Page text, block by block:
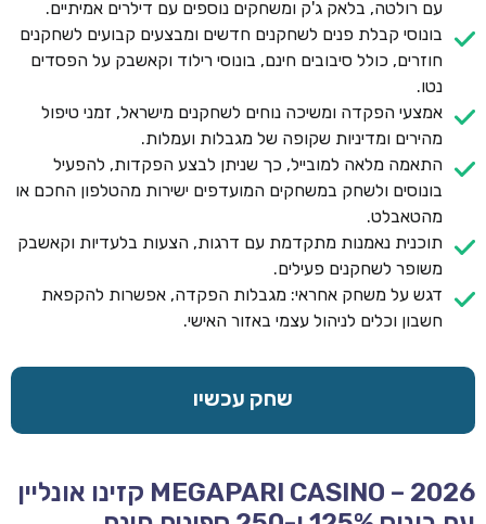
עם רולטה, בלאק ג'ק ומשחקים נוספים עם דילרים אמיתיים.
בונוסי קבלת פנים לשחקנים חדשים ומבצעים קבועים לשחקנים
חוזרים, כולל סיבובים חינם, בונוסי רילוד וקאשבק על הפסדים
נטו.
אמצעי הפקדה ומשיכה נוחים לשחקנים מישראל, זמני טיפול
מהירים ומדיניות שקופה של מגבלות ועמלות.
התאמה מלאה למובייל, כך שניתן לבצע הפקדות, להפעיל
בונוסים ולשחק במשחקים המועדפים ישירות מהטלפון החכם או
מהטאבלט.
תוכנית נאמנות מתקדמת עם דרגות, הצעות בלעדיות וקאשבק
משופר לשחקנים פעילים.
דגש על משחק אחראי: מגבלות הפקדה, אפשרות להקפאת
חשבון וכלים לניהול עצמי באזור האישי.
שחק עכשיו
MEGAPARI CASINO – 2026 קזינו אונליין